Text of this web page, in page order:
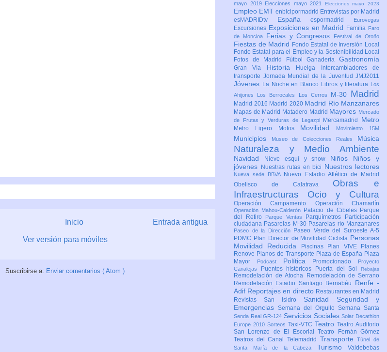
Entrada antigua
Inicio
Ver versión para móviles
Suscribirse a: Enviar comentarios ( Atom )
mayo 2019
Elecciones mayo 2021 Elecciones mayo 2023
Empleo EMT enbicipormadrid Entrevistas por Madrid
esMADRIDtv Españaespormadrid Eurovegas
Excursiones Exposiciones en Madrid Familia Faro
de Moncloa
Ferias y Congresos Festival de Otoño
Fiestas de Madrid Fondo Estatal de Inversión Local
Fondo Estatal para el Empleo y la Sostenibilidad Local
Fotos de Madrid
FútbolGanaderíaGastronomía
Gran Vía Historia Huelga
Intercambiadores de
transporte Jornada Mundial de la Juventud JMJ2011
Jóvenes La Noche en Blanco Libros y literatura
Los
Ahijones
Los Berrocales Los Cerros M-30 Madrid
Madrid 2016 Madrid 2020 Madrid Río Manzanares
Mapas de Madrid Matadero Madrid Mayores Mercado
de Frutas y Verduras de Legazpi
Mercamadrid Metro
Metro Ligero Motos Movilidad Movimiento 15M
Municipios Museo de Colecciones Reales Música
Naturaleza y Medio Ambiente
Navidad Nieve esquí y snow Niños Niños y
jóvenes
Nuestras rutas en bici Nuestros lectores
Nueva sede BBVA
Nuevo Estadio Atlético de Madrid
Obelisco de Calatrava Obras e
Infraestructuras Ocio y Cultura
Operación Campamento Operación Chamartín
Operación Mahou-Calderón Palacio de Cibeles Parque
del Retiro
Parque Ventas Parquímetros
Participación
ciudadana Pasarelas M-30 Pasarelas río Manzanares
Paseo de la Dirección
Paseo Verde del Suroeste A-5
PDMC Plan Director de Movilidad Ciclista Personas
Movilidad Reducida
Piscinas Plan VIVE
Planes
Renove Planos de Transporte Plaza de España Plaza
Mayor
Podcast Política Promocionado
Proyecto
Canalejas
Puentes históricos Puerta del Sol Rebajas
Remodelación de Atocha
Remodelación de Serrano
Remodelación Estadio Santiago Bernabéu Renfe -
Adif Reportajes en directo Restaurantes en Madrid
Revistas San Isidro Sanidad Seguridad y
Emergencias Semana del Orgullo Semana Santa
Senda Real GR-124 Servicios SocialesSolar Decathlon
Europe 2010 Sorteos Taxi-VTC Teatro Teatro Auditorio
San Lorenzo de El EscorialTeatro Fernán Gómez
Teatros del Canal Telemadrid TransporteTúnel de
Santa María de la Cabeza Turismo Valdebebas